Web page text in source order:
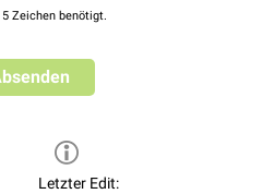
Zeichen benötigt.
Letzter Edit: